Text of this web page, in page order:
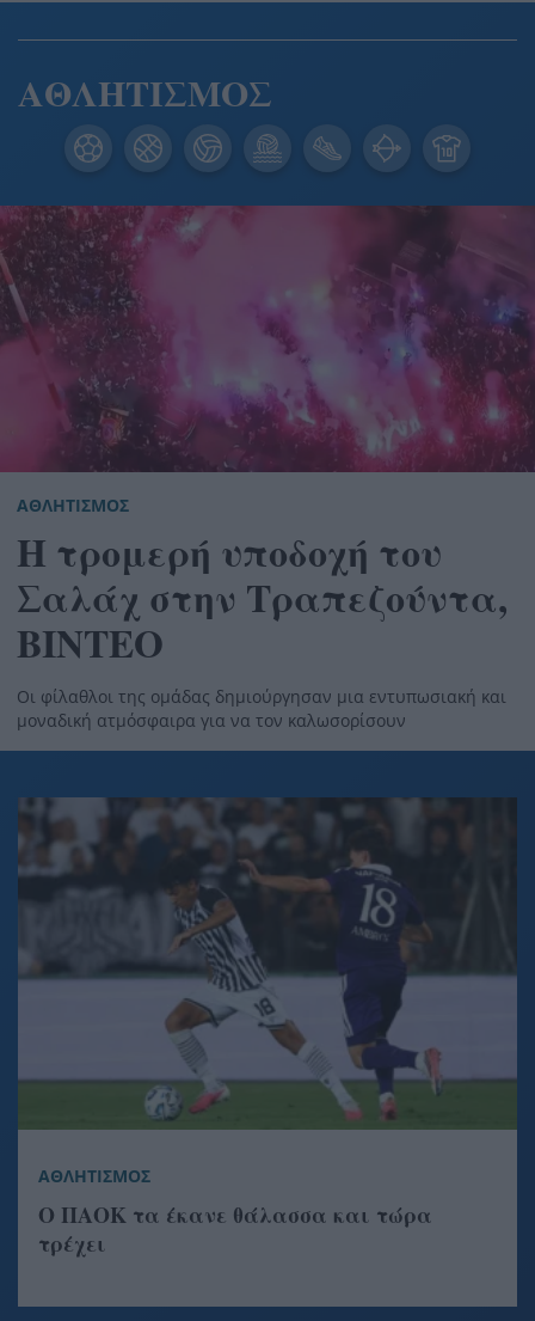
ΑΘΛΗΤΙΣΜΟΣ
ΑΘΛΗΤΙΣΜΟΣ
Η τρομερή υποδοχή του
Σαλάχ στην Τραπεζούντα,
ΒΙΝΤΕΟ
Οι φίλαθλοι της ομάδας δημιούργησαν μια εντυπωσιακή και
μοναδική ατμόσφαιρα για να τον καλωσορίσουν
ΑΘΛΗΤΙΣΜΟΣ
Ο ΠΑΟΚ τα έκανε θάλασσα και τώρα
τρέχει